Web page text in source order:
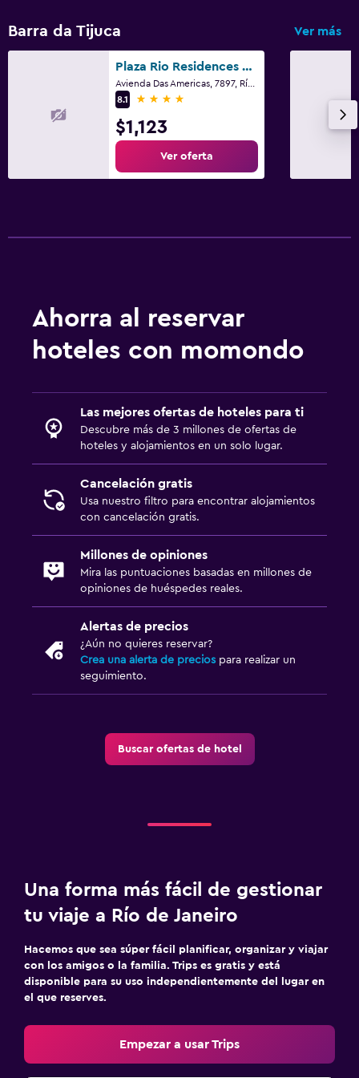
Barra da Tijuca Ver más
Plaza Rio Residences - Barra First
8.1
4 estrellas
$1,123
Ver oferta
Ahorra al reservar
hoteles con momondo
Las mejores ofertas de hoteles para ti
Descubre más de 3 millones de ofertas de
hoteles y alojamientos en un solo lugar.
Cancelación gratis
Usa nuestro filtro para encontrar alojamientos
con cancelación gratis.
Millones de opiniones
Mira las puntuaciones basadas en millones de
opiniones de huéspedes reales.
Alertas de precios
¿Aún no quieres reservar?
Crea una alerta de precios para realizar un
seguimiento.
Buscar ofertas de hotel
Una forma más fácil de gestionar
tu viaje a Río de Janeiro
Hacemos que sea súper fácil planificar, organizar y viajar
con los amigos o la familia. Trips es gratis y está
disponible para su uso independientemente del lugar en
el que reserves.
Empezar a usar Trips